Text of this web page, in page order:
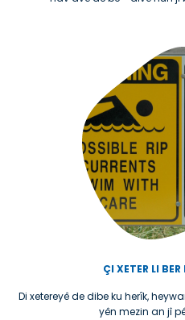
ÇI XETER LI BER
Di xetereyê de dibe ku herȋk,
yên mezin an jî